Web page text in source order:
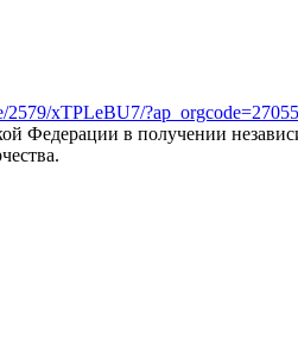
2579/xTPLeBU7/
Федерации в получении